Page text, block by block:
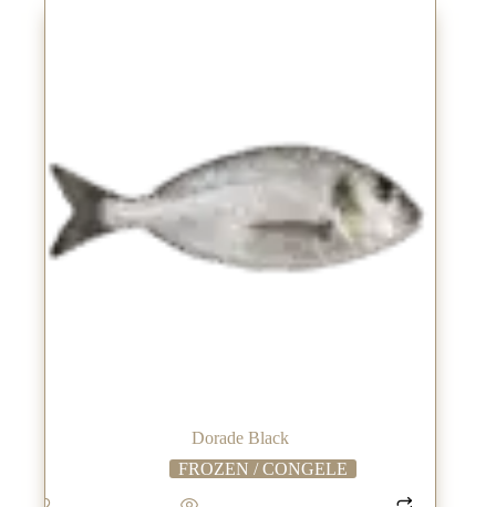
Dorade Black
FROZEN / CONGELE